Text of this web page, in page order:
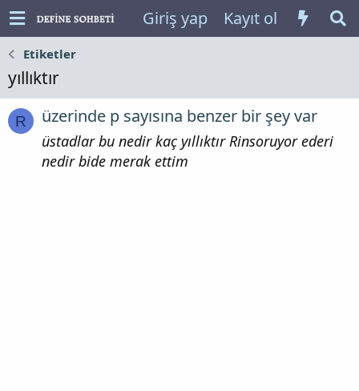
Giriş yap Kayıt ol
Etiketler
yıllıktır
R üzerinde p sayısına benzer bir şey var
üstadlar bu nedir kaç yıllıktır Rinsoruyor ederi
nedir bide merak ettim